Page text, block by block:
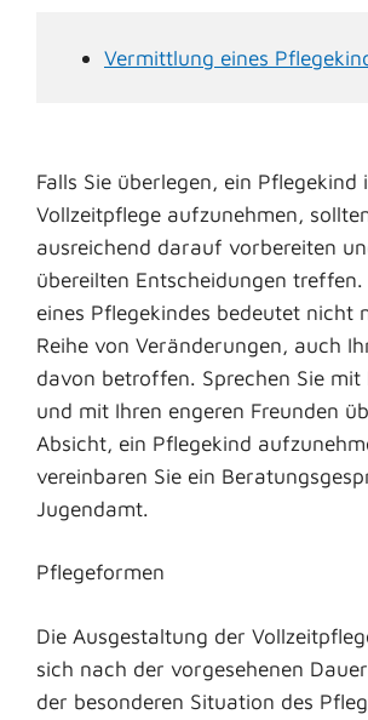
Vermittlung eines
Falls Sie überlegen, ein Pflegekind
Vollzeitpflege aufzunehmen,
ausreichend darauf vorbereiten
übereilten Entscheidungen
eines Pflegekindes bedeutet nicht
Reihe von Veränderungen, auch
davon betroffen. Sprechen Sie mit
und mit Ihren engeren Freunden
Absicht, ein Pflegekind
vereinbaren Sie ein
Jugendamt.
Pflegeformen
Die Ausgestaltung der
sich nach der vorgesehenen
der besonderen Situation des